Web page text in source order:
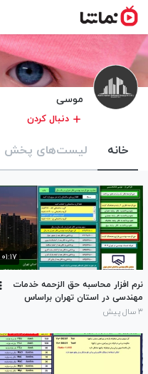
موسی
دنبال کردن
خانه لیست‌های پخش
۰۱:۱۷
نرم افزار محاسبه حق الزحمه خدمات
مهندسی در استان تهران براساس
تعرفه 1402
۳ سال پیش